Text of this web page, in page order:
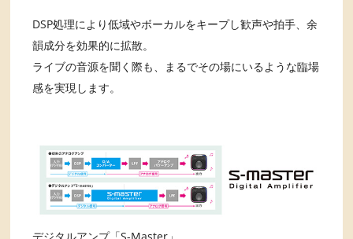
DSP処理により低域やボーカルをキープし歓声や拍手、余
韻成分を効果的に拡散。
ライブの音源を聞く際も、まるでその場にいるような臨場
感を実現します。